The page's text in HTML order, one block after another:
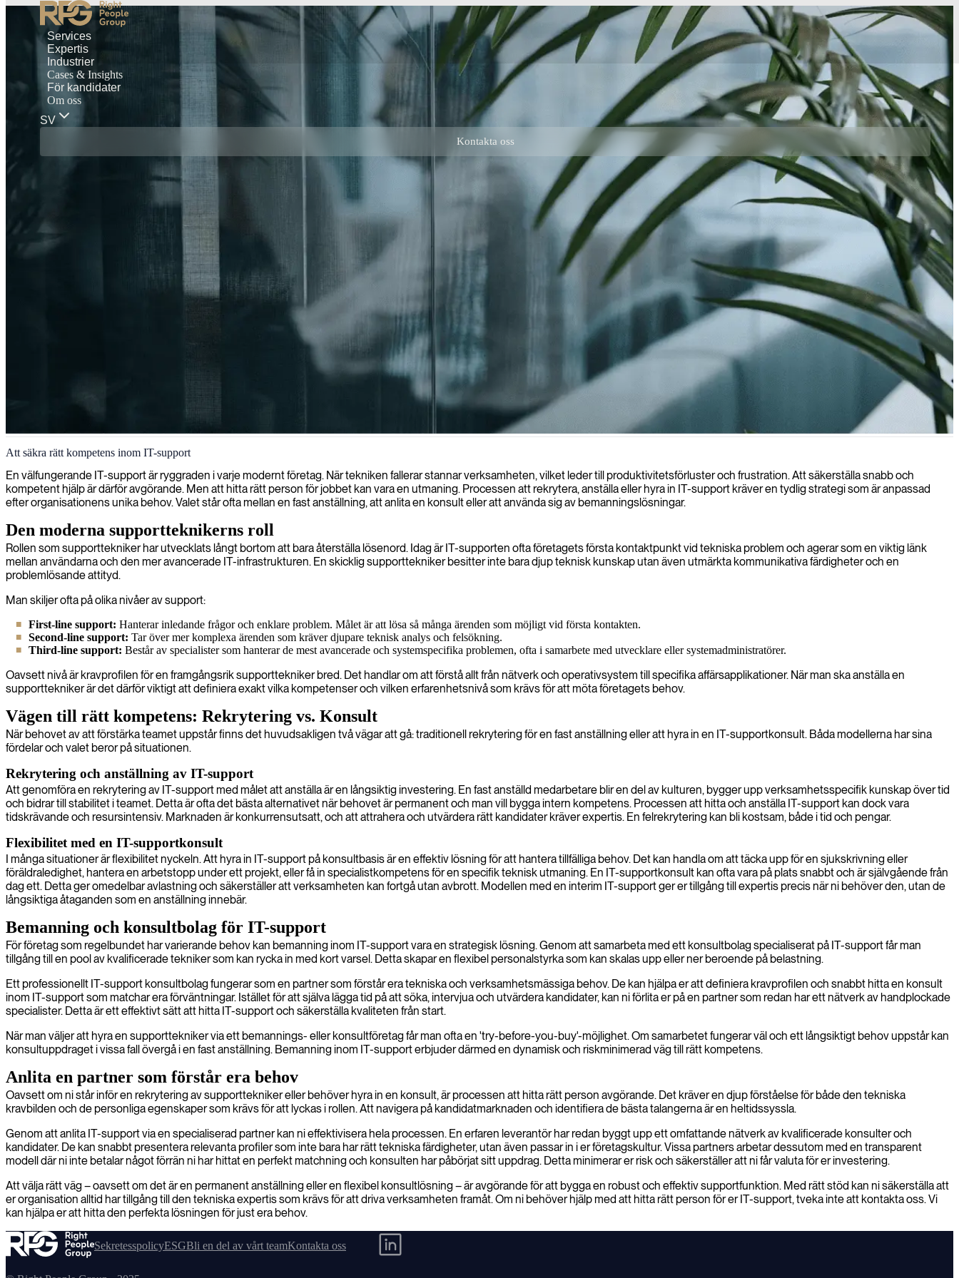
Services
Expertis
Industrier
Cases & Insights
För kandidater
Om oss
SV
Kontakta oss
IT-support och helpdesk-hantering
Vi tillhandahåller kvalificerade IT-supportspecialister på nivå 2 som förbättrar er tekniska verksamhet och effektivt löser komplexa systemrelaterade problem.
Att säkra rätt kompetens inom IT-support
En välfungerande IT-support är ryggraden i varje modernt företag. När tekniken fallerar stannar verksamheten, vilket leder till produktivitetsförluster och frustration. Att säkerställa snabb och
kompetent hjälp är därför avgörande. Men att hitta rätt person för jobbet kan vara en utmaning. Processen att rekrytera, anställa eller hyra in IT-support kräver en tydlig strategi som är anpassad
efter organisationens unika behov. Valet står ofta mellan en fast anställning, att anlita en konsult eller att använda sig av bemanningslösningar.
Den moderna supportteknikerns roll
Rollen som supporttekniker har utvecklats långt bortom att bara återställa lösenord. Idag är IT-supporten ofta företagets första kontaktpunkt vid tekniska problem och agerar som en viktig länk
mellan användarna och den mer avancerade IT-infrastrukturen. En skicklig supporttekniker besitter inte bara djup teknisk kunskap utan även utmärkta kommunikativa färdigheter och en
problemlösande attityd.
Man skiljer ofta på olika nivåer av support:
First-line support: Hanterar inledande frågor och enklare problem. Målet är att lösa så många ärenden som möjligt vid första kontakten.
Second-line support: Tar över mer komplexa ärenden som kräver djupare teknisk analys och felsökning.
Third-line support: Består av specialister som hanterar de mest avancerade och systemspecifika problemen, ofta i samarbete med utvecklare eller systemadministratörer.
Oavsett nivå är kravprofilen för en framgångsrik supporttekniker bred. Det handlar om att förstå allt från nätverk och operativsystem till specifika affärsapplikationer. När man ska anställa en
supporttekniker är det därför viktigt att definiera exakt vilka kompetenser och vilken erfarenhetsnivå som krävs för att möta företagets behov.
Vägen till rätt kompetens: Rekrytering vs. Konsult
När behovet av att förstärka teamet uppstår finns det huvudsakligen två vägar att gå: traditionell rekrytering för en fast anställning eller att hyra in en IT-supportkonsult. Båda modellerna har sina
fördelar och valet beror på situationen.
Rekrytering och anställning av IT-support
Att genomföra en rekrytering av IT-support med målet att anställa är en långsiktig investering. En fast anställd medarbetare blir en del av kulturen, bygger upp verksamhetsspecifik kunskap över tid
och bidrar till stabilitet i teamet. Detta är ofta det bästa alternativet när behovet är permanent och man vill bygga intern kompetens. Processen att hitta och anställa IT-support kan dock vara
tidskrävande och resursintensiv. Marknaden är konkurrensutsatt, och att attrahera och utvärdera rätt kandidater kräver expertis. En felrekrytering kan bli kostsam, både i tid och pengar.
Flexibilitet med en IT-supportkonsult
I många situationer är flexibilitet nyckeln. Att hyra in IT-support på konsultbasis är en effektiv lösning för att hantera tillfälliga behov. Det kan handla om att täcka upp för en sjukskrivning eller
föräldraledighet, hantera en arbetstopp under ett projekt, eller få in specialistkompetens för en specifik teknisk utmaning. En IT-supportkonsult kan ofta vara på plats snabbt och är självgående från
dag ett. Detta ger omedelbar avlastning och säkerställer att verksamheten kan fortgå utan avbrott. Modellen med en interim IT-support ger er tillgång till expertis precis när ni behöver den, utan de
långsiktiga åtaganden som en anställning innebär.
Bemanning och konsultbolag för IT-support
För företag som regelbundet har varierande behov kan bemanning inom IT-support vara en strategisk lösning. Genom att samarbeta med ett konsultbolag specialiserat på IT-support får man
tillgång till en pool av kvalificerade tekniker som kan rycka in med kort varsel. Detta skapar en flexibel personalstyrka som kan skalas upp eller ner beroende på belastning.
Ett professionellt IT-support konsultbolag fungerar som en partner som förstår era tekniska och verksamhetsmässiga behov. De kan hjälpa er att definiera kravprofilen och snabbt hitta en konsult
inom IT-support som matchar era förväntningar. Istället för att själva lägga tid på att söka, intervjua och utvärdera kandidater, kan ni förlita er på en partner som redan har ett nätverk av handplockade
specialister. Detta är ett effektivt sätt att hitta IT-support och säkerställa kvaliteten från start.
När man väljer att hyra en supporttekniker via ett bemannings- eller konsultföretag får man ofta en 'try-before-you-buy'-möjlighet. Om samarbetet fungerar väl och ett långsiktigt behov uppstår kan
konsultuppdraget i vissa fall övergå i en fast anställning. Bemanning inom IT-support erbjuder därmed en dynamisk och riskminimerad väg till rätt kompetens.
Anlita en partner som förstår era behov
Oavsett om ni står inför en rekrytering av supporttekniker eller behöver hyra in en konsult, är processen att hitta rätt person avgörande. Det kräver en djup förståelse för både den tekniska
kravbilden och de personliga egenskaper som krävs för att lyckas i rollen. Att navigera på kandidatmarknaden och identifiera de bästa talangerna är en heltidssyssla.
Genom att anlita IT-support via en specialiserad partner kan ni effektivisera hela processen. En erfaren leverantör har redan byggt upp ett omfattande nätverk av kvalificerade konsulter och
kandidater. De kan snabbt presentera relevanta profiler som inte bara har rätt tekniska färdigheter, utan även passar in i er företagskultur. Vissa partners arbetar dessutom med en transparent
modell där ni inte betalar något förrän ni har hittat en perfekt matchning och konsulten har påbörjat sitt uppdrag. Detta minimerar er risk och säkerställer att ni får valuta för er investering.
Att välja rätt väg – oavsett om det är en permanent anställning eller en flexibel konsultlösning – är avgörande för att bygga en robust och effektiv supportfunktion. Med rätt stöd kan ni säkerställa att
er organisation alltid har tillgång till den tekniska expertis som krävs för att driva verksamheten framåt. Om ni behöver hjälp med att hitta rätt person för er IT-support, tveka inte att kontakta oss. Vi
kan hjälpa er att hitta den perfekta lösningen för just era behov.
SekretesspolicyESGBli en del av vårt teamKontakta oss